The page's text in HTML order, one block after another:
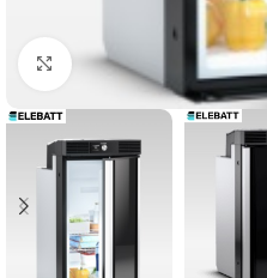
Clicca per ingrandire